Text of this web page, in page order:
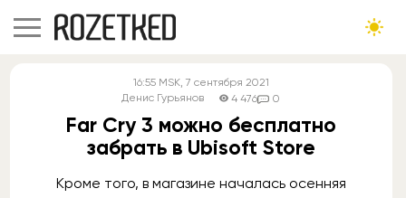
16:55 MSK, 7 сентября 2021
Денис Гурьянов
4 476 0
Far Cry 3 можно бесплатно
забрать в Ubisoft Store
Кроме того, в магазине началась осенняя